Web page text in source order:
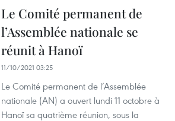
Le Comité permanent de
l’Assemblée nationale se
réunit à Hanoï
11/10/2021 03:25
Le Comité permanent de l’Assemblée
nationale (AN) a ouvert lundi 11 octobre à
Hanoï sa quatrième réunion, sous la